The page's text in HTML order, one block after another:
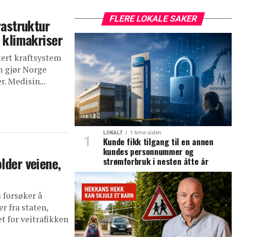
kraftsystem
gjør Norge
Medisin...
veiene,
å
fra staten,
for veitrafikken
FLERE LOKALE SAKER
LOKALT 1 time siden
Kunde fikk tilgang til en annen
kundes personnummer og
strømforbruk i nesten åtte år